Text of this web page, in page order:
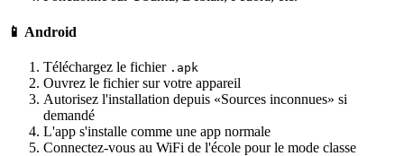
📱 Android
Téléchargez le fichier .apk
Ouvrez le fichier sur votre appareil
Autorisez l'installation depuis «Sources inconnues» si
demandé
L'app s'installe comme une app normale
Connectez-vous au WiFi de l'école pour le mode classe